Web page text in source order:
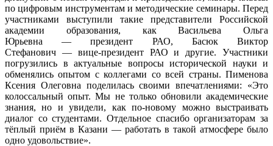
по цифровым инструментам и методические семинары. Перед
участниками выступили такие представители Российской
академии образования, как Васильева Ольга
Юрьевна — президент РАО, Басюк Виктор
Стефанович — вице‑президент РАО и другие. Участники
погрузились в актуальные вопросы исторической науки и
обменялись опытом с коллегами со всей страны. Пименова
Ксения Олеговна поделилась своими впечатлениями: «Это
колоссальный опыт. Мы не только обновили академические
знания, но и увидели, как по‑новому можно выстраивать
диалог со студентами. Отдельное спасибо организаторам за
тёплый приём в Казани — работать в такой атмосфере было
одно удовольствие».